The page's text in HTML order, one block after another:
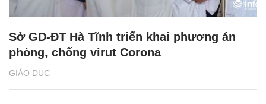
GIÁO DỤC
Sở GD-ĐT Hà Tĩnh triển khai phương án
phòng, chống virut Corona